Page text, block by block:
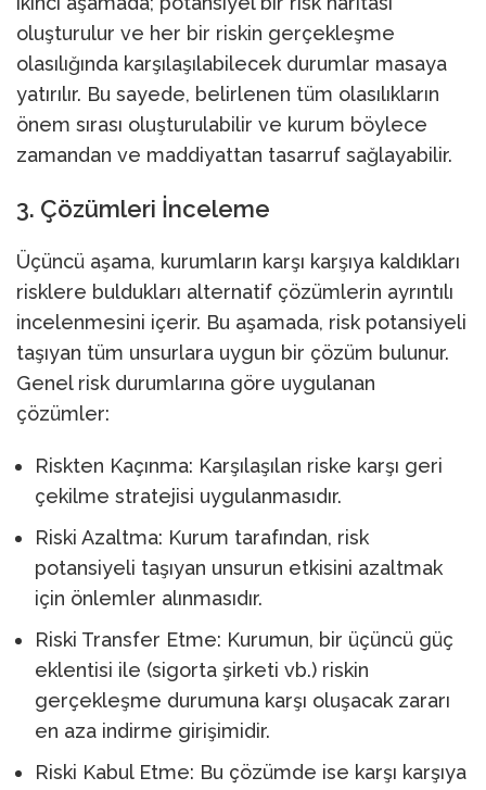
oluşturulur ve her bir riskin gerçekleşme
olasılığında karşılaşılabilecek durumlar masaya
yatırılır. Bu sayede, belirlenen tüm olasılıkların
önem sırası oluşturulabilir ve kurum böylece
zamandan ve maddiyattan tasarruf sağlayabilir.
3. Çözümleri İnceleme
Üçüncü aşama, kurumların karşı karşıya kaldıkları
risklere buldukları alternatif çözümlerin ayrıntılı
incelenmesini içerir. Bu aşamada, risk potansiyeli
taşıyan tüm unsurlara uygun bir çözüm bulunur.
Genel risk durumlarına göre uygulanan
çözümler:
Riskten Kaçınma: Karşılaşılan riske karşı geri
çekilme stratejisi uygulanmasıdır.
Riski Azaltma: Kurum tarafından, risk
potansiyeli taşıyan unsurun etkisini azaltmak
için önlemler alınmasıdır.
Riski Transfer Etme: Kurumun, bir üçüncü güç
eklentisi ile (sigorta şirketi vb.) riskin
gerçekleşme durumuna karşı oluşacak zararı
en aza indirme girişimidir.
Riski Kabul Etme: Bu çözümde ise karşı karşıya